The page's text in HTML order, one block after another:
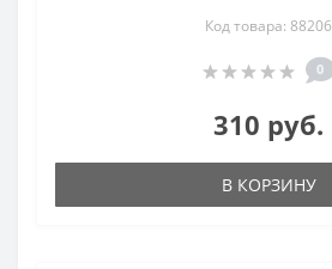
Код товара: 88206
0
310 руб.
В КОРЗИНУ